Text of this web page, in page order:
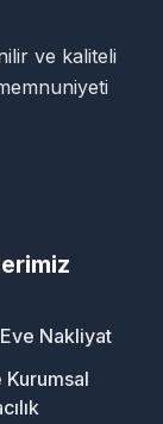
ve kaliteli
Nakliyat
Kurumsal